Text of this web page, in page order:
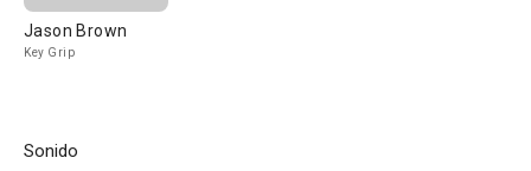
Jason Brown
Key Grip
Sonido